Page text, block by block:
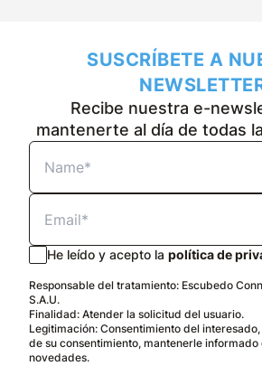
SUSCRÍBETE A
Recibe nuestra e-
mantenerte al día de todas
He leído y acepto la política de
Responsable del tratamiento: Escubedo
S.A.U.
Finalidad: Atender la solicitud del usuario.
Legitimación: Consentimiento del
de su consentimiento, mantenerle informado
novedades.